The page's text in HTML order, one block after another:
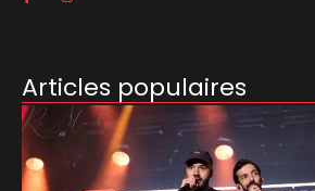
Articles populaires